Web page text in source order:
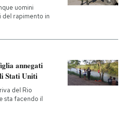
Ok Boomer!
Mondiali calcio 2026
uomini
del rapimento in
annegati
Stati Uniti
del Rio
sta facendo il